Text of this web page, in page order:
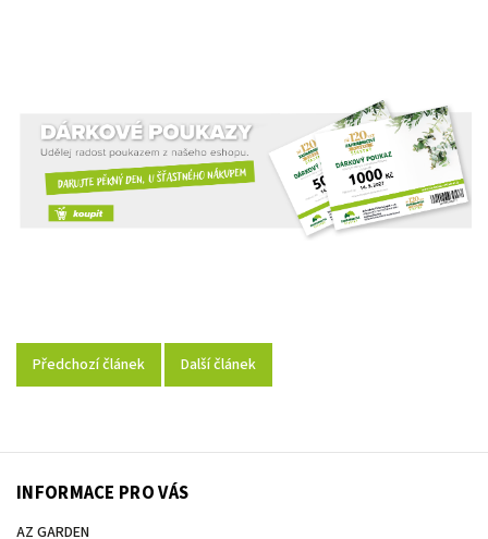
Předchozí článek Další článek
INFORMACE PRO VÁS
AZ GARDEN